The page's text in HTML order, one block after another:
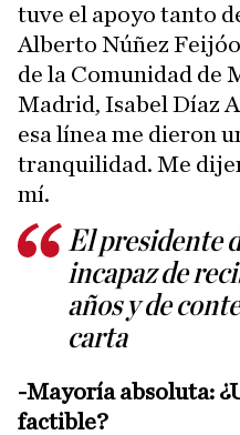
tuve el apoyo tanto
Alberto Núñez
de la Comunidad de
Madrid, Isabel Díaz
esa línea me dieron
tranquilidad. Me
mí.
El presidente
incapaz de
años y de
carta
-Mayoría absoluta:
factible?